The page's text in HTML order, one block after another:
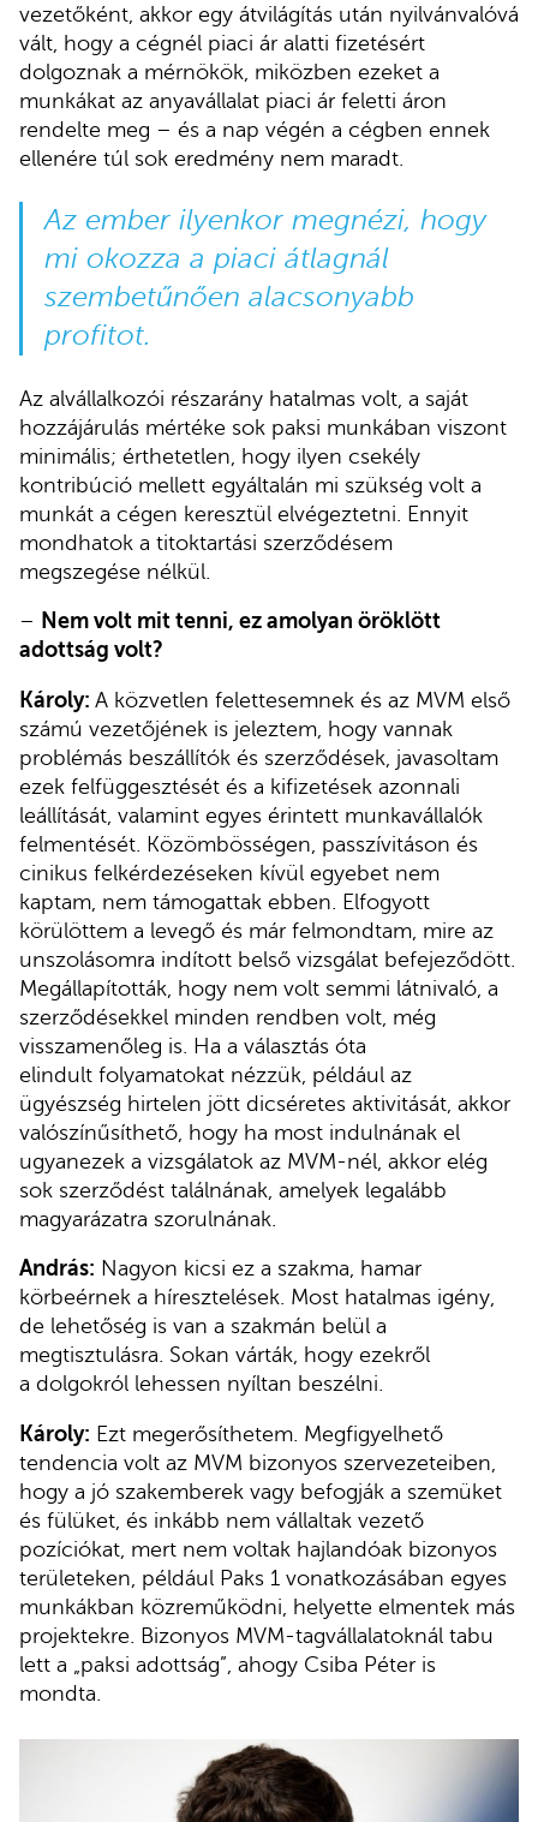
vezetőként, akkor egy átvilágítás után nyilvánvalóvá
vált, hogy a cégnél piaci ár alatti fizetésért
dolgoznak a mérnökök, miközben ezeket a
munkákat az anyavállalat piaci ár feletti áron
rendelte meg – és a nap végén a cégben ennek
ellenére túl sok eredmény nem maradt.
Az ember ilyenkor megnézi, hogy
mi okozza a piaci átlagnál
szembetűnően alacsonyabb
profitot.
Az alvállalkozói részarány hatalmas volt, a saját
hozzájárulás mértéke sok paksi munkában viszont
minimális; érthetetlen, hogy ilyen csekély
kontribúció mellett egyáltalán mi szükség volt a
munkát a cégen keresztül elvégeztetni. Ennyit
mondhatok a titoktartási szerződésem
megszegése nélkül.
– Nem volt mit tenni, ez amolyan öröklött
adottság volt?
Károly: A közvetlen felettesemnek és az MVM első
számú vezetőjének is jeleztem, hogy vannak
problémás beszállítók és szerződések, javasoltam
ezek felfüggesztését és a kifizetések azonnali
leállítását, valamint egyes érintett munkavállalók
felmentését. Közömbösségen, passzívitáson és
cinikus felkérdezéseken kívül egyebet nem
kaptam, nem támogattak ebben. Elfogyott
körülöttem a levegő és már felmondtam, mire az
unszolásomra indított belső vizsgálat befejeződött.
Megállapították, hogy nem volt semmi látnivaló, a
szerződésekkel minden rendben volt, még
visszamenőleg is. Ha a választás óta
elindult folyamatokat nézzük, például az
ügyészség hirtelen jött dicséretes aktivitását, akkor
valószínűsíthető, hogy ha most indulnának el
ugyanezek a vizsgálatok az MVM-nél, akkor elég
sok szerződést találnának, amelyek legalább
magyarázatra szorulnának.
András: Nagyon kicsi ez a szakma, hamar
körbeérnek a híresztelések. Most hatalmas igény,
de lehetőség is van a szakmán belül a
megtisztulásra. Sokan várták, hogy ezekről
a dolgokról lehessen nyíltan beszélni.
Károly: Ezt megerősíthetem. Megfigyelhető
tendencia volt az MVM bizonyos szervezeteiben,
hogy a jó szakemberek vagy befogják a szemüket
és fülüket, és inkább nem vállaltak vezető
pozíciókat, mert nem voltak hajlandóak bizonyos
területeken, például Paks 1 vonatkozásában egyes
munkákban közreműködni, helyette elmentek más
projektekre. Bizonyos MVM-tagvállalatoknál tabu
lett a „paksi adottság”, ahogy Csiba Péter is
mondta.